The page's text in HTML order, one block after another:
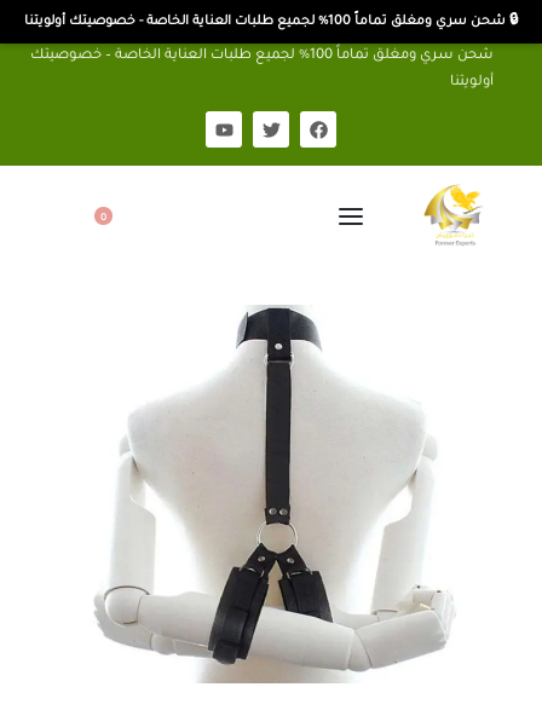
🔒 شحن سري ومغلق تماماً 100% لجميع طلبات العناية الخاصة - خصوصيتك أولويتنا
شحن سري ومغلق تماماً 100% لجميع طلبات العناية الخاصة – خصوصيتك
أولويتنا
0